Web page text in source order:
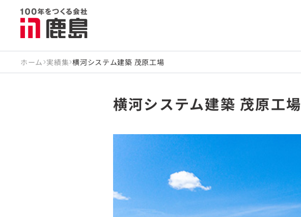
ホーム 実績集 横河システム建築 茂原工場
横河システム建築 茂原工場